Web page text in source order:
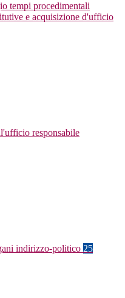
tempi procedimentali
e acquisizione d'ufficio
responsabile
indirizzo-politico 25